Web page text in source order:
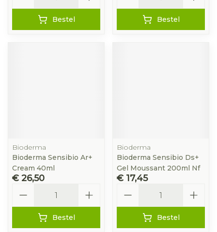
Bestel Bestel
Bioderma
Bioderma Sensibio Ar+
Cream 40ml
€ 26,50
Bestel
Bioderma
Bioderma Sensibio Ds+
Gel Moussant 200ml Nf
€ 17,45
Bestel